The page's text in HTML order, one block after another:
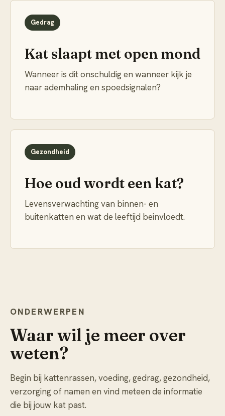
Gedrag
Kat slaapt met open mond
Wanneer is dit onschuldig en wanneer kijk je
naar ademhaling en spoedsignalen?
Gezondheid
Hoe oud wordt een kat?
Levensverwachting van binnen- en
buitenkatten en wat de leeftijd beinvloedt.
ONDERWERPEN
Waar wil je meer over
weten?
Begin bij kattenrassen, voeding, gedrag, gezondheid,
verzorging of namen en vind meteen de informatie
die bij jouw kat past.